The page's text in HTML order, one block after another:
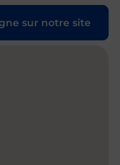
sur notre site